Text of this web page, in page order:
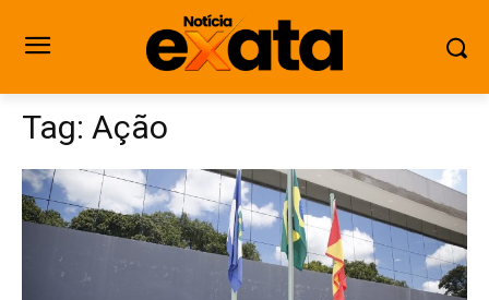
Tag: Ação